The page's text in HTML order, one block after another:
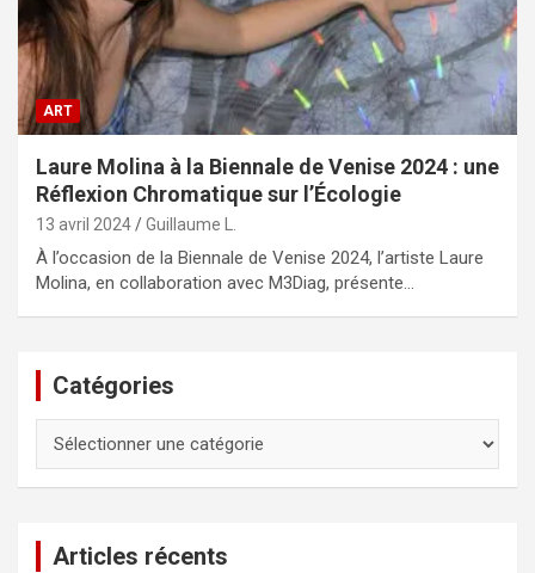
ART
Laure Molina à la Biennale de Venise 2024 : une
Réflexion Chromatique sur l’Écologie
13 avril 2024 Guillaume L.
À l’occasion de la Biennale de Venise 2024, l’artiste Laure
Molina, en collaboration avec M3Diag, présente…
Catégories
Articles récents